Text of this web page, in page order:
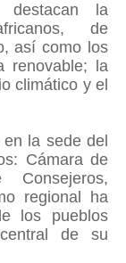
la
de
así como los
renovable; la
climático y el
la sede del
Cámara de
regional ha
los pueblos
de su